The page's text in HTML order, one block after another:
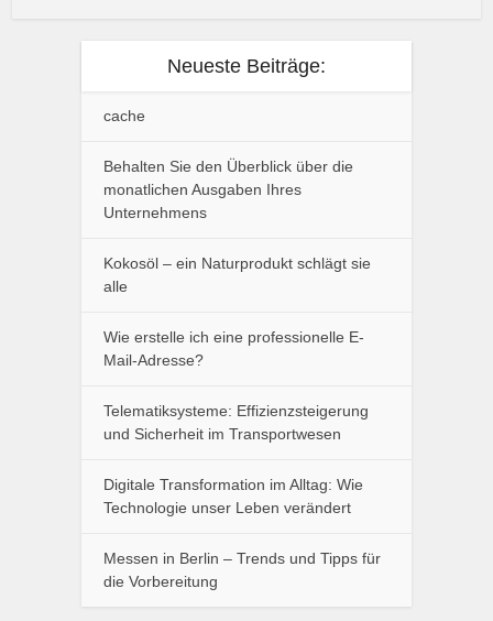
Neueste Beiträge:
cache
Behalten Sie den Überblick über die
monatlichen Ausgaben Ihres
Unternehmens
Kokosöl – ein Naturprodukt schlägt sie
alle
Wie erstelle ich eine professionelle E-
Mail-Adresse?
Telematiksysteme: Effizienzsteigerung
und Sicherheit im Transportwesen
Digitale Transformation im Alltag: Wie
Technologie unser Leben verändert
Messen in Berlin – Trends und Tipps für
die Vorbereitung